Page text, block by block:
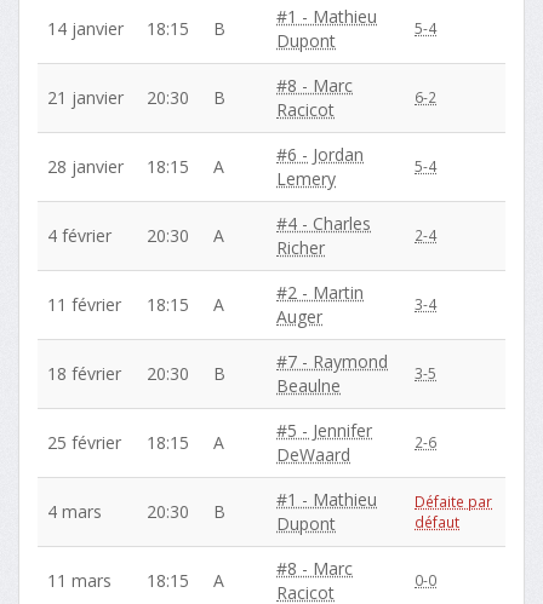
14 janvier 18:15 B
#1 - Mathieu
Dupont
5-4
21 janvier 20:30 B
#8 - Marc
Racicot
6-2
28 janvier 18:15 A
#6 - Jordan
Lemery
5-4
4 février 20:30 A
#4 - Charles
Richer
2-4
11 février 18:15 A
#2 - Martin
Auger
3-4
18 février 20:30 B
#7 - Raymond
Beaulne
3-5
25 février 18:15 A
#5 - Jennifer
DeWaard
2-6
4 mars 20:30 B
#1 - Mathieu
Dupont
Défaite par
défaut
11 mars 18:15 A
#8 - Marc
Racicot
0-0